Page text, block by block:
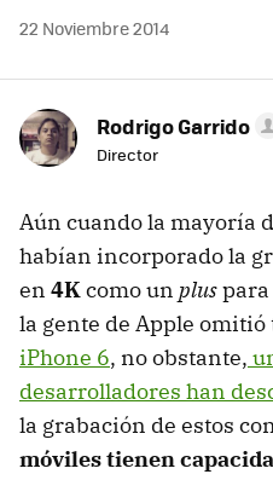
22 Noviembre 2014
Rodrigo Garrido
Director
Aún cuando la mayoría
habían incorporado la
en 4Kcomo un plus
la gente de Apple omitió
iPhone 6, no obstante,
desarrolladores han
la grabación de estos
móviles tienen